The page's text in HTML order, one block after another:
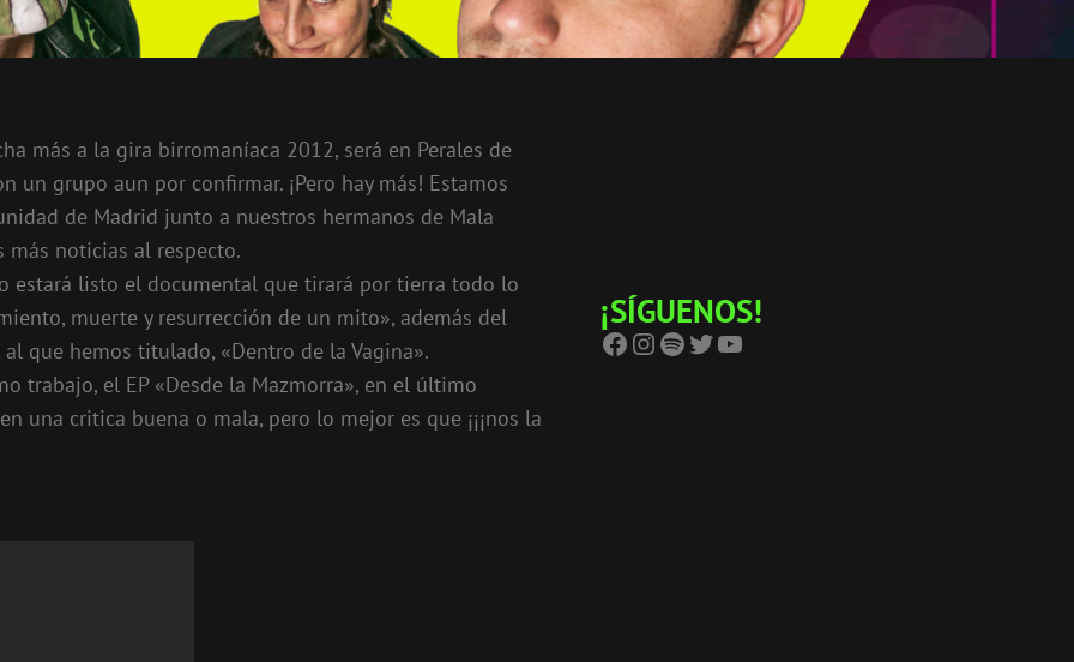
más a la gira birromaníaca 2012, será en Perales de
un grupo aun por confirmar. ¡Pero hay más! Estamos
de Madrid junto a nuestros hermanos de Mala
más noticias al respecto.
estará listo el documental que tirará por tierra todo lo
muerte y resurrección de un mito», además del
que hemos titulado, «Dentro de la Vagina».
trabajo, el EP «Desde la Mazmorra», en el último
una critica buena o mala, pero lo mejor es que ¡¡¡nos la
¡SÍGUENOS!
Facebook Instagram Spotify Twitter YouTube